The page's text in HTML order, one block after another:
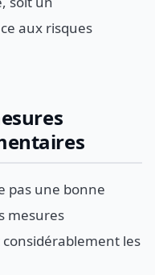
aux risques
pas une bonne
mesures
les